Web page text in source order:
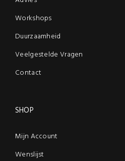
Workshops
Duurzaamheid
Veelgestelde Vragen
Contact
SHOP
Mijn Account
Wenslijst